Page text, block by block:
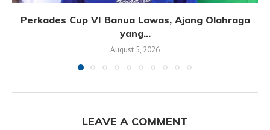
Perkades Cup VI Banua Lawas, Ajang Olahraga
yang...
August 5, 2026
LEAVE A COMMENT